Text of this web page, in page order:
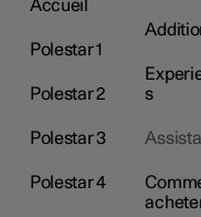
Accueil
Polestar 1
Polestar 2
Polestar 3
Polestar 4
s